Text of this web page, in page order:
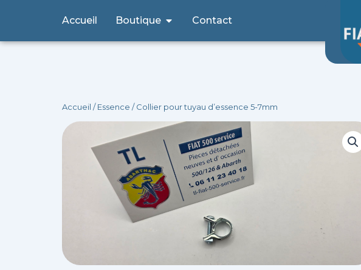
contenu
Accueil Boutique Ouvrir Boutique
Contact
Accueil /Essence / Collier pour tuyau d’essence 5-7mm